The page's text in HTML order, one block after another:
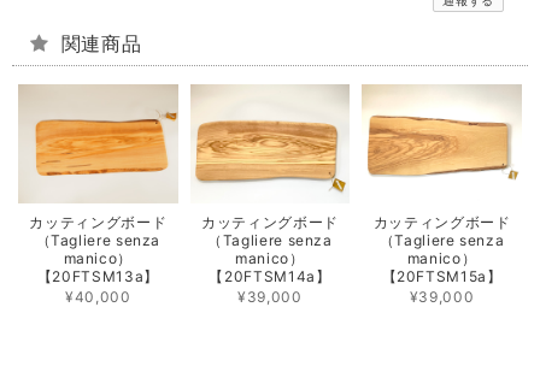
関連商品
カッティングボード
（Tagliere senza
manico）
【20FTSM13a】
¥40,000
カッティングボード
（Tagliere senza
manico）
【20FTSM14a】
¥39,000
カッティングボード
（Tagliere senza
manico）
【20FTSM15a】
¥39,000